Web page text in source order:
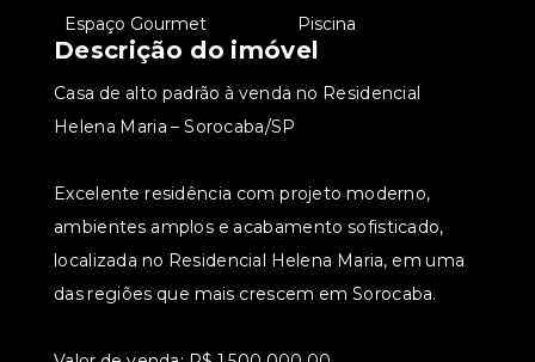
Espaço Gourmet Piscina
Descrição do imóvel
Casa de alto padrão à venda no Residencial
Helena Maria – Sorocaba/SP
Excelente residência com projeto moderno,
ambientes amplos e acabamento sofisticado,
localizada no Residencial Helena Maria, em uma
das regiões que mais crescem em Sorocaba.